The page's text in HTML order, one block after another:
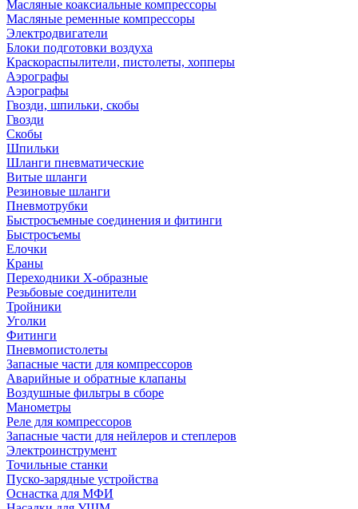
Масляные коаксиальные компрессоры
Масляные ременные компрессоры
Электродвигатели
Блоки подготовки воздуха
Краскораспылители, пистолеты, хопперы
Аэрографы
Аэрографы
Гвозди, шпильки, скобы
Гвозди
Скобы
Шпильки
Шланги пневматические
Витые шланги
Резиновые шланги
Пневмотрубки
Быстросъемные соединения и фитинги
Быстросъемы
Елочки
Краны
Переходники Х-образные
Резьбовые соединители
Тройники
Уголки
Фитинги
Пневмопистолеты
Запасные части для компрессоров
Аварийные и обратные клапаны
Воздушные фильтры в сборе
Манометры
Реле для компрессоров
Запасные части для нейлеров и степлеров
Электроинструмент
Точильные станки
Пуско-зарядные устройства
Оснастка для МФИ